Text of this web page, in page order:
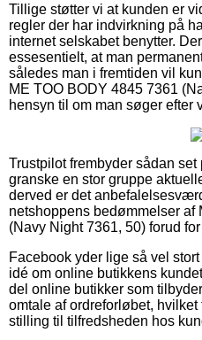
Tillige støtter vi at kunden er
regler der har indvirkning på
internet selskabet benytter.
essesentielt, at man
således man i fremtiden vil
ME TOO BODY 4845 7361
hensyn til om man søger efter
Trustpilot frembyder sådan
granske en stor gruppe
derved er det
netshoppens bedømmelser af
(Navy Night 7361, 50) forud
Facebook yder lige så vel
idé om online butikkens
del online butikker som
omtale af ordreforløbet,
stilling til tilfredsheden hos